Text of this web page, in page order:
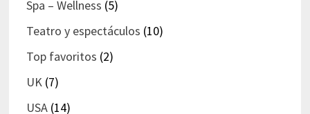
Spa – Wellness (5)
Teatro y espectáculos (10)
Top favoritos (2)
UK(7)
USA(14)